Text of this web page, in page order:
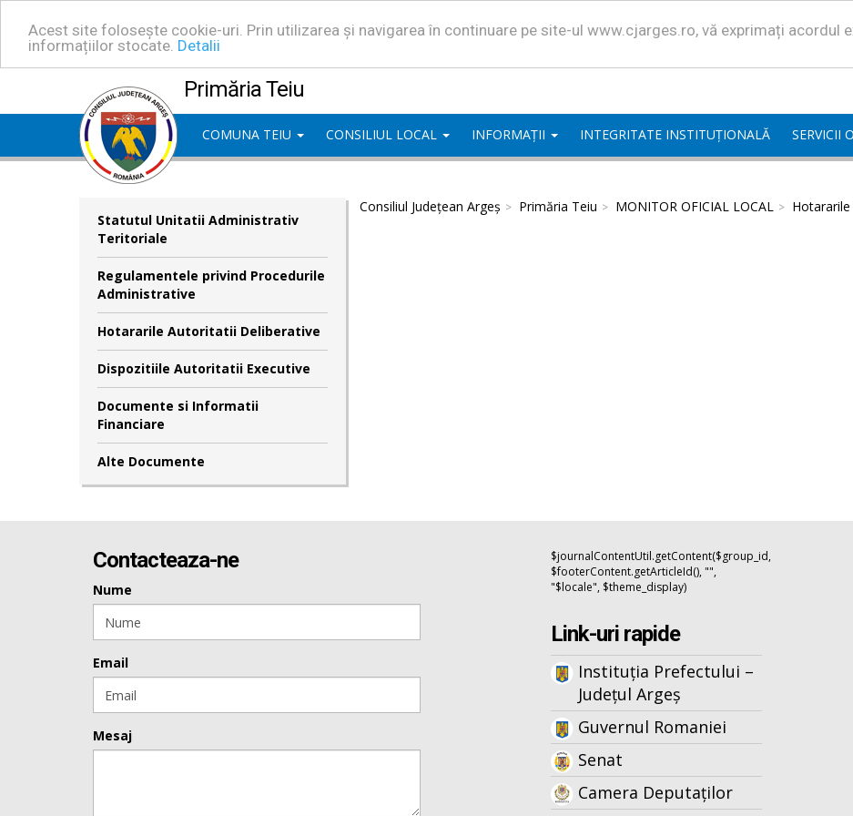
Acest site folosește cookie-uri. Prin utilizarea și navigarea în continuare pe site-ul www.cjarges.ro, vă exprimați acordul
informațiilor stocate. Detalii
Primăria Teiu
COMUNA TEIU CONSILIUL LOCAL INFORMAȚII INTEGRITATE INSTITUȚIONALĂ SERVICII
Statutul Unitatii Administrativ
Teritoriale
Regulamentele privind Procedurile
Administrative
Hotararile Autoritatii Deliberative
Dispozitiile Autoritatii Executive
Documente si Informatii
Financiare
Alte Documente
Consiliul Județean Argeș Primăria Teiu MONITOR OFICIAL LOCAL
Contacteaza-ne
Nume
Email
Mesaj
$journalContentUtil.getContent($group_id,
$footerContent.getArticleId(), "",
"$locale", $theme_display)
Link-uri rapide
Instituția Prefectului –
Județul Argeș
Guvernul Romaniei
Senat
Camera Deputaților